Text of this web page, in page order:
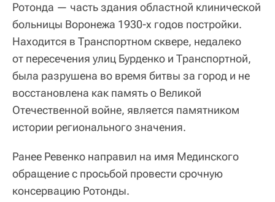
Ротонда — часть здания областной клинической
больницы Воронежа 1930-х годов постройки.
Находится в Транспортном сквере, недалеко
от пересечения улиц Бурденко и Транспортной,
была разрушена во время битвы за город и не
восстановлена как память о Великой
Отечественной войне, является памятником
истории регионального значения.
Ранее Ревенко направил на имя Мединского
обращение с просьбой провести срочную
консервацию Ротонды.